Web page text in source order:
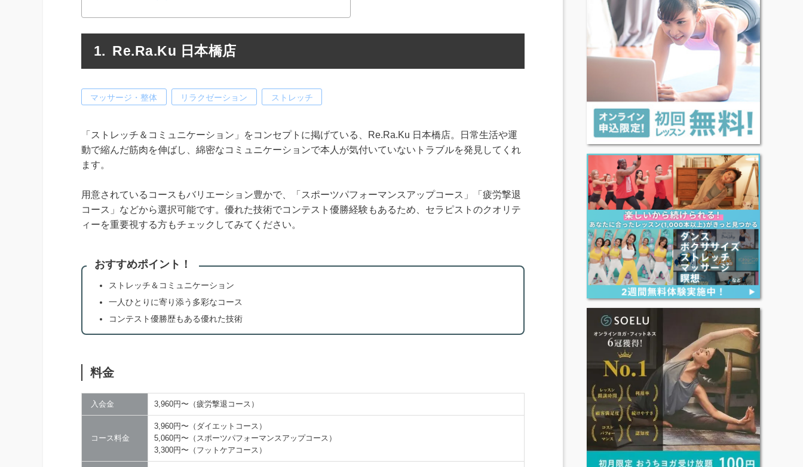
Re.Ra.Ku 日本橋店
マッサージ・整体 リラクゼーション ストレッチ
「ストレッチ＆コミュニケーション」をコンセプトに掲げている、Re.Ra.Ku 日本橋店。日常生活や運
動で縮んだ筋肉を伸ばし、綿密なコミュニケーションで本人が気付いていないトラブルを発見してくれ
ます。
用意されているコースもバリエーション豊かで、「スポーツパフォーマンスアップコース」「疲労撃退
コース」などから選択可能です。優れた技術でコンテスト優勝経験もあるため、セラピストのクオリテ
ィーを重要視する方もチェックしてみてください。
おすすめポイント！
ストレッチ＆コミュニケーション
一人ひとりに寄り添う多彩なコース
コンテスト優勝歴もある優れた技術
料金
入会金 3,960円〜（疲労撃退コース）
コース料金
3,960円〜（ダイエットコース）
5,060円〜（スポーツパフォーマンスアップコース）
3,300円〜（フットケアコース）